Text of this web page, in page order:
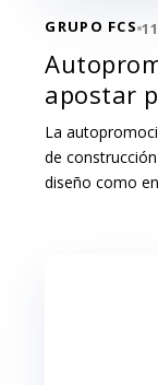
GRUPO FCS
apostar
La
de
diseño como